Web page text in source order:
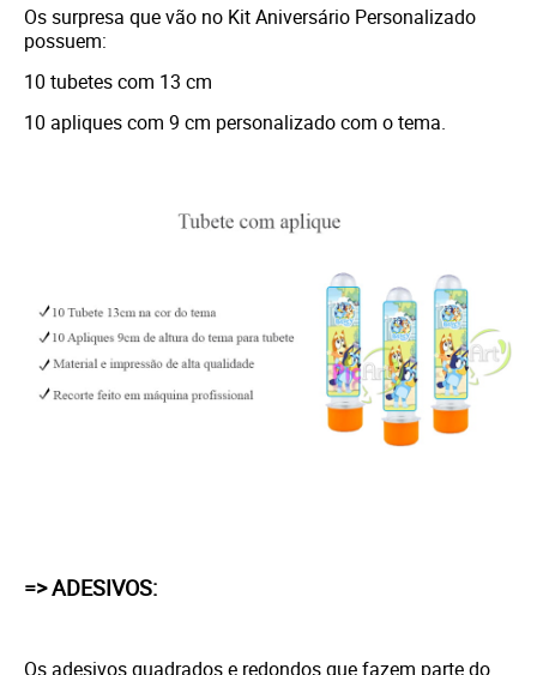
Os surpresa que vão no Kit Aniversário Personalizado
possuem:
10 tubetes com 13 cm
10 apliques com 9 cm personalizado com o tema.
=> ADESIVOS:
Os adesivos quadrados e redondos que fazem parte do